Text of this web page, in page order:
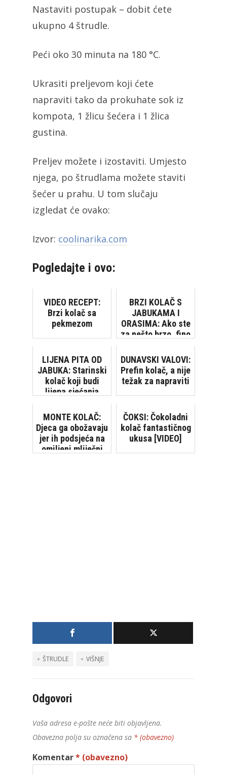
Nastaviti postupak – dobit ćete
ukupno 4 štrudle.
Peći oko 30 minuta na 180 °C.
Ukrasiti preljevom koji ćete
napraviti tako da prokuhate sok iz
kompota, 1 žlicu šećera i 1 žlica
gustina.
Preljev možete i izostaviti. Umjesto
njega, po štrudlama možete staviti
šećer u prahu. U tom slučaju
izgledat će ovako:
Izvor: coolinarika.com
Pogledajte i ovo:
VIDEO RECEPT:
Brzi kolač sa
pekmezom
BRZI KOLAČ S
JABUKAMA I
ORASIMA: Ako ste
za nešto brzo, fino
LIJENA PITA OD
JABUKA: Starinski
kolač koji budi
lijepa sjećanja
DUNAVSKI VALOVI:
Prefin kolač, a nije
težak za napraviti
MONTE KOLAČ:
Djeca ga obožavaju
jer ih podsjeća na
omiljeni mliječni
ČOKSI: Čokoladni
kolač fantastičnog
ukusa [VIDEO]
ŠTRUDLE VIŠNJE
Odgovori
Vaša adresa e-pošte neće biti objavljena.
Obavezna polja su označena sa * (obavezno)
Komentar* (obavezno)